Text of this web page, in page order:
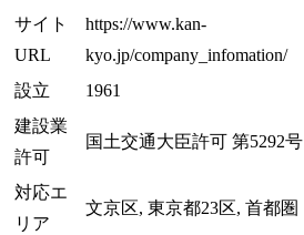
サイト
URL
https://www.kan-
kyo.jp/company_infomation/
設立
1961
建設業
許可
国土交通大臣許可 第5292号
対応エ
リア
文京区, 東京都23区, 首都圏